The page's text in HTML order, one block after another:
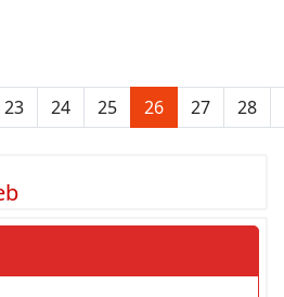
23 24 25 26 27 28